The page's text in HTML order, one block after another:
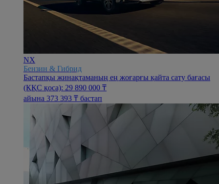
NX
Бензин & Гибрид
Бастапқы жинақтаманың ең жоғарғы қайта сату бағасы
(ҚҚС қоса): 29 890 000 ₸
айына 373 393 ₸ бастап